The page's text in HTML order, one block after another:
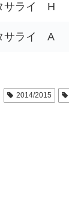
サライ H
サライ A
2014/2015